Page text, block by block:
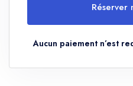
Réserver
Aucun paiement n’est